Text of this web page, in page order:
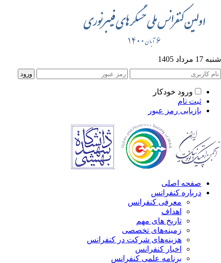
مرداد 1405
ورود خودکار
ثبت نام
بازیابی رمز عبور
صفحه اصلی
درباره کنفرانس
معرفی کنفرانس
اهداف
تاریخ های مهم
زمینه‌های تخصصی
هزینه‌های شرکت در کنفرانس
اخبار کنفرانس
برنامه علمی کنفرانس